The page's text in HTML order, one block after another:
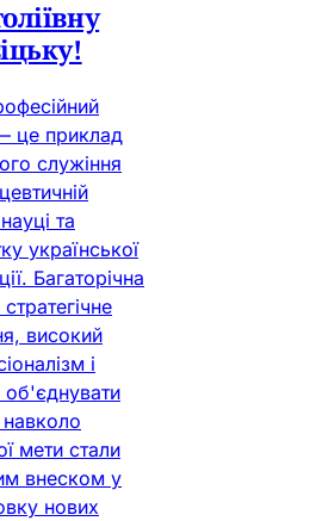
це приклад
служіння
та
української
Багаторічна
високий
і
об'єднувати
мети стали
внеском у
нових